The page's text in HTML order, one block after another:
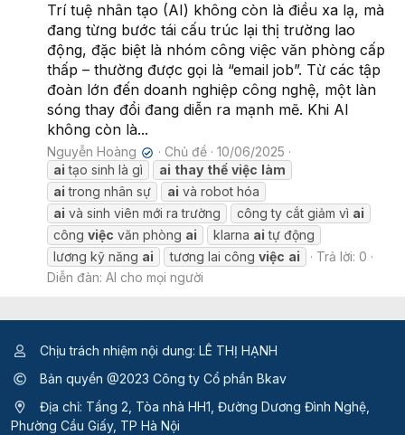
Trí tuệ nhân tạo (AI) không còn là điều xa lạ, mà
đang từng bước tái cấu trúc lại thị trường lao
động, đặc biệt là nhóm công việc văn phòng cấp
thấp – thường được gọi là “email job”. Từ các tập
đoàn lớn đến doanh nghiệp công nghệ, một làn
sóng thay đổi đang diễn ra mạnh mẽ. Khi AI
không còn là...
Nguyễn Hoàng ✔ Chủ đề
10/06/2025
ai tạo sinh là gì ai thay thế việc làm
ai trong nhân sự ai và robot hóa
ai và sinh viên mới ra trường công ty cắt giảm vì ai
công việc văn phòng ai klarna ai tự động
lương kỹ năng ai tương lai công việc ai
Trả lời: 0
Diễn đàn: AI cho mọi người
Chịu trách nhiệm nội dung: LÊ THỊ HẠNH
Bản quyền @2023 Công ty Cổ phần Bkav
Địa chỉ: Tầng 2, Tòa nhà HH1, Đường Dương Đình Nghệ,
Phường Cầu Giấy, TP Hà Nội